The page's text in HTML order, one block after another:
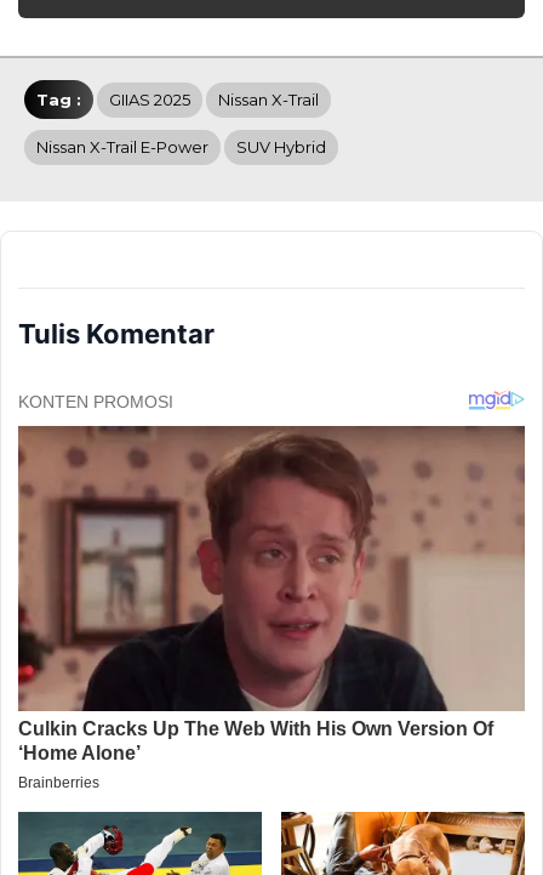
Tag : GIIAS 2025 Nissan X-Trail
Nissan X-Trail E-Power SUV Hybrid
Tulis Komentar